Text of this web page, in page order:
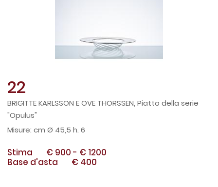
22
BRIGITTE KARLSSON E OVE THORSSEN, Piatto della serie
"Opulus"
cm Ø 45,5 h. 6
Stima € 900 - € 1200
Base d'asta
€ 400